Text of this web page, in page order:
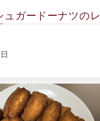
ュガードーナツの